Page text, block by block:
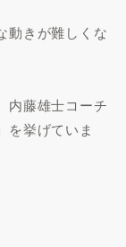
動きが難しくな
内藤雄士コーチ
を挙げていま